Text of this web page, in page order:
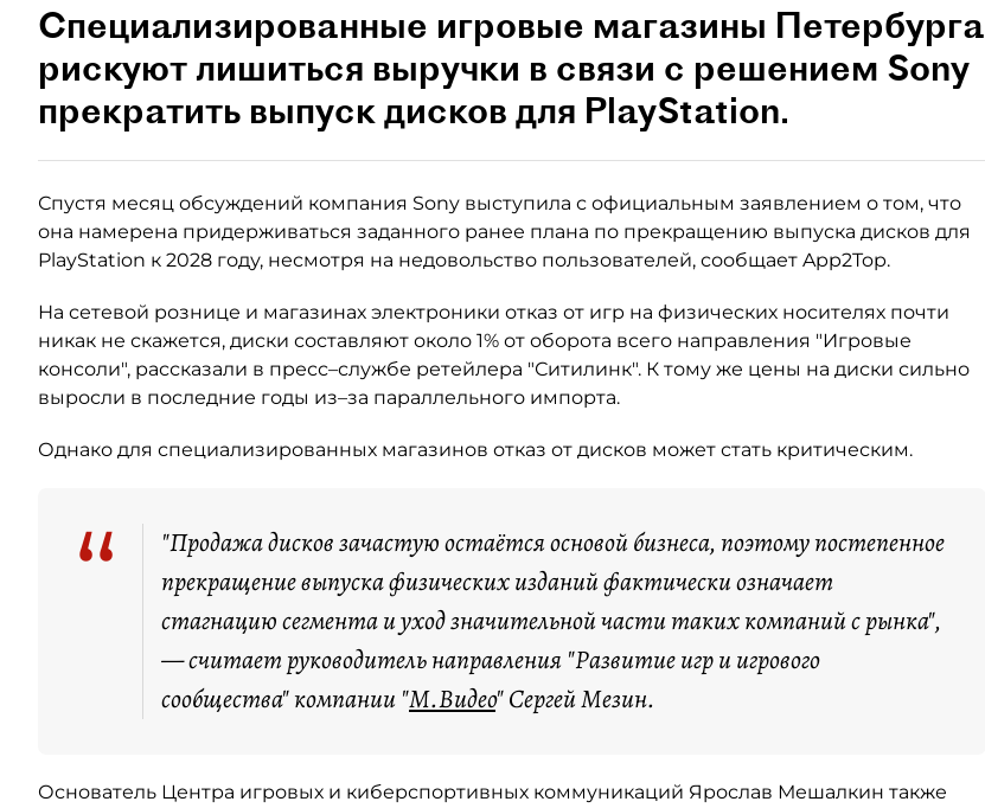
Специализированные игровые магазины Петербурга
рискуют лишиться выручки в связи с решением Sony
прекратить выпуск дисков для PlayStation.
Спустя месяц обсуждений компания Sony выступила с официальным заявлением о том, что
она намерена придерживаться заданного ранее плана по прекращению выпуска дисков для
PlayStation к 2028 году, несмотря на недовольство пользователей, сообщает App2Top.
На сетевой рознице и магазинах электроники отказ от игр на физических носителях почти
никак не скажется, диски составляют около 1% от оборота всего направления "Игровые
консоли", рассказали в пресс–службе ретейлера "Ситилинк". К тому же цены на диски сильно
выросли в последние годы из–за параллельного импорта.
Однако для специализированных магазинов отказ от дисков может стать критическим.
“
"Продажа дисков зачастую остаётся основой бизнеса, поэтому постепенное
прекращение выпуска физических изданий фактически означает
стагнацию сегмента и уход значительной части таких компаний с рынка",
— считает руководитель направления "Развитие игр и игрового
сообщества" компании "М.Видео" Сергей Мезин.
Основатель Центра игровых и киберспортивных коммуникаций Ярослав Мешалкин также